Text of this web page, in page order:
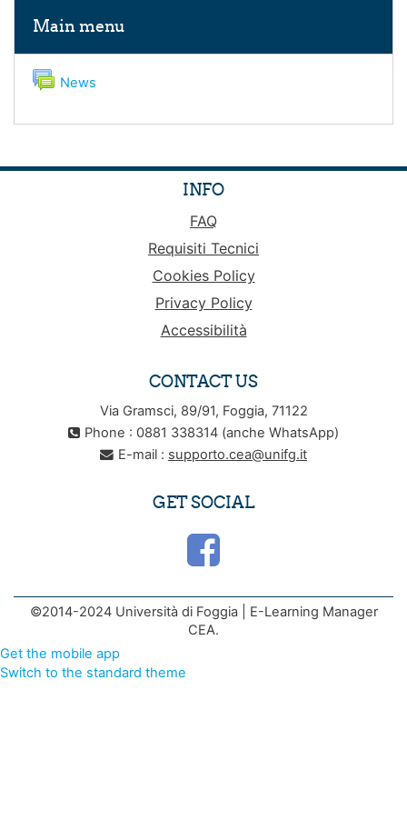
Main menu
News
INFO
FAQ
Requisiti Tecnici
Cookies Policy
Privacy Policy
Accessibilità
CONTACT US
Via Gramsci, 89/91, Foggia, 71122
Phone : 0881 338314 (anche WhatsApp)
E-mail : supporto.cea@unifg.it
GET SOCIAL
©2014-2024 Università di Foggia | E-Learning Manager
CEA.
Get the mobile app
Switch to the standard theme